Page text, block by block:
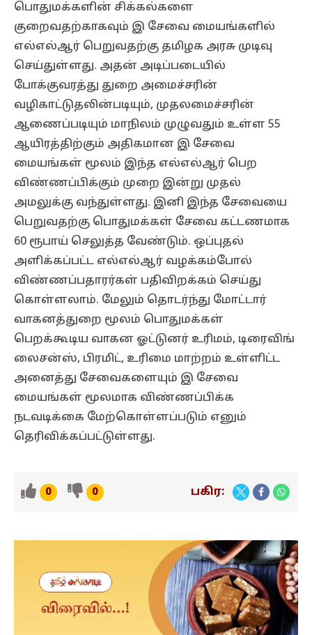
பொதுமக்களின் சிக்கல்களை
குறைவதற்காகவும் இ சேவை மையங்களில்
எல்எல்ஆர் பெறுவதற்கு தமிழக அரசு முடிவு
செய்துள்ளது. அதன் அடிப்படையில்
போக்குவரத்து துறை அமைச்சரின்
வழிகாட்டுதலின்படியும், முதலமைச்சரின்
ஆணைப்படியும் மாநிலம் முழுவதும் உள்ள 55
ஆயிரத்திற்கும் அதிகமான இ சேவை
மையங்கள் மூலம் இந்த எல்எல்ஆர் பெற
விண்ணப்பிக்கும் முறை இன்று முதல்
அமலுக்கு வந்துள்ளது. இனி இந்த சேவையை
பெறுவதற்கு பொதுமக்கள் சேவை கட்டணமாக
60 ரூபாய் செலுத்த வேண்டும். ஒப்புதல்
அளிக்கப்பட்ட எல்எல்ஆர் வழக்கம்போல்
விண்ணப்பதாரர்கள் பதிவிறக்கம் செய்து
கொள்ளலாம். மேலும் தொடர்ந்து மோட்டார்
வாகனத்துறை மூலம் பொதுமக்கள்
பெறக்கூடிய வாகன ஓட்டுனர் உரிமம், டிரைவிங்
லைசன்ஸ், பிரமிட், உரிமை மாற்றம் உள்ளிட்ட
அனைத்து சேவைகளையும் இ சேவை
மையங்கள் மூலமாக விண்ணப்பிக்க
நடவடிக்கை மேற்கொள்ளப்படும் எனும்
தெரிவிக்கப்பட்டுள்ளது.
0 0 பகிர: